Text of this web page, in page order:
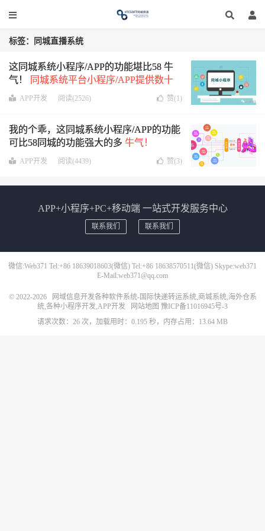
标签：同城直播系统
这同城系统小程序/APP的功能堪比58 牛
气！
同城系统平台小程序/APP提供数十
种产品解决方案，满足各行业需求
APP开发 阅读(2526) 赞(1)
我的个乖，这同城系统小程序/APP的功能
可比58同城的功能强大的多 牛气！
APP开发 阅读(4439) 赞(3)
APP+小程序+PC+移动端 一站式开发服务中心
联系我们 联系我们
微信:Web371 Tel:+86 18639018603(微信) Tel:+86 18638570511(微信) Skype:web371
E-Mail:web371@qq.com
© 2022-2026
网域信息开发各种软件系统-国际快递转运系统,商城系统,海外仓系
统,各种小程序开发,APP开发
网站地图 豫ICP备11016945号-3
请求次数：26 次，加载用时：0.195 秒，内存占用：13.64 MB